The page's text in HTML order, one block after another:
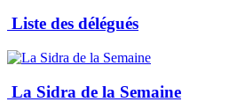
Liste des délégués
La Sidra de la Semaine